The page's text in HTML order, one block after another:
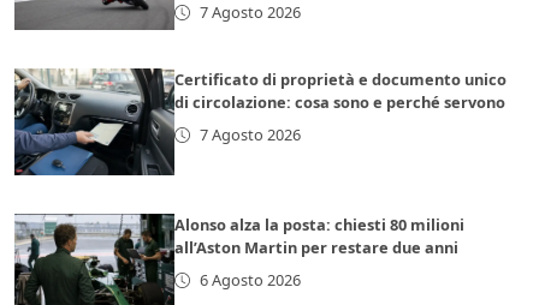
7 Agosto 2026
Certificato di proprietà e documento unico
di circolazione: cosa sono e perché servono
7 Agosto 2026
Alonso alza la posta: chiesti 80 milioni
all’Aston Martin per restare due anni
6 Agosto 2026